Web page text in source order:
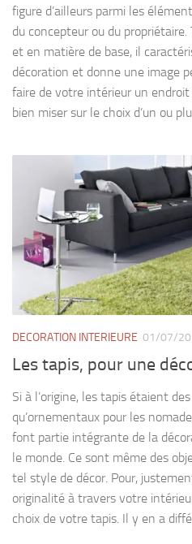
figure d’ailleurs parmi les
du concepteur ou du
et en matière de base, il
décoration et donne une image
faire de votre intérieur un
bien miser sur le choix d’un ou
DECORATION INTERIEURE 01/07/
Les tapis, pour une
Si à l’origine, les tapis étaient
qu’ornementaux pour les
font partie intégrante de la
le monde. Ce sont même des
tel style de décor. Pour,
originalité à travers votre
choix de votre tapis. Il y en a